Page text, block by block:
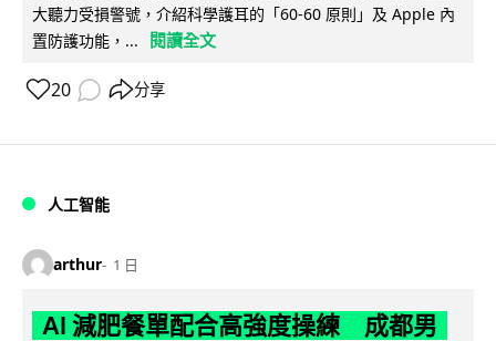
大聽力受損警號，介紹科學護耳的「60-60 原則」及 Apple 內
置防護功能，...
閱讀全文
20 分享
人工智能
arthur 1 日
AI 減肥餐單配合高強度操練 成都男